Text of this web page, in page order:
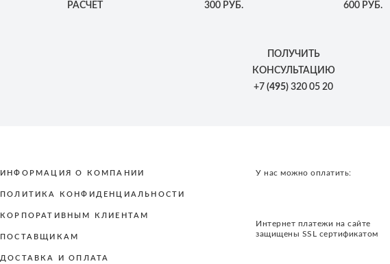
РАСЧЕТ
300 РУБ.
600 РУБ.
ПОЛУЧИТЬ
КОНСУЛЬТАЦИЮ
+7 (495) 320 05 20
ИНФОРМАЦИЯ О КОМПАНИИ
ПОЛИТИКА КОНФИДЕНЦИАЛЬНОСТИ
КОРПОРАТИВНЫМ КЛИЕНТАМ
ПОСТАВЩИКАМ
ДОСТАВКА И ОПЛАТА
У нас можно оплатить:
Интернет платежи на сайте
защищены SSL сертификатом